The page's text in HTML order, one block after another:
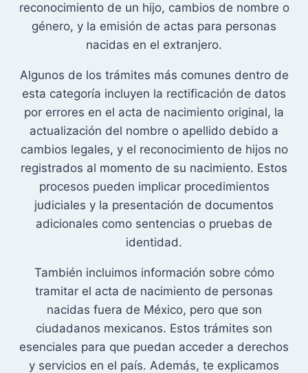
reconocimiento de un hijo, cambios de nombre o
género, y la emisión de actas para personas
nacidas en el extranjero.
Algunos de los trámites más comunes dentro de
esta categoría incluyen la rectificación de datos
por errores en el acta de nacimiento original, la
actualización del nombre o apellido debido a
cambios legales, y el reconocimiento de hijos no
registrados al momento de su nacimiento. Estos
procesos pueden implicar procedimientos
judiciales y la presentación de documentos
adicionales como sentencias o pruebas de
identidad.
También incluimos información sobre cómo
tramitar el acta de nacimiento de personas
nacidas fuera de México, pero que son
ciudadanos mexicanos. Estos trámites son
esenciales para que puedan acceder a derechos
y servicios en el país. Además, te explicamos